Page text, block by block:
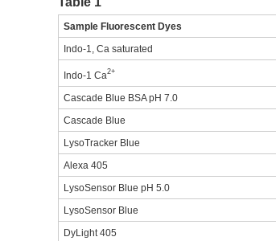
Sample Fluorescent Dyes
Indo-1, Ca saturated
Indo-1 Ca2+
Cascade Blue BSA pH 7.0
Cascade Blue
LysoTracker Blue
Alexa 405
LysoSensor Blue pH 5.0
LysoSensor Blue
DyLight 405